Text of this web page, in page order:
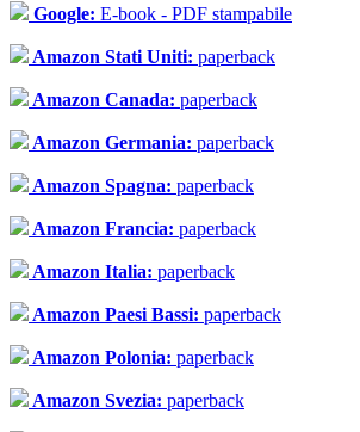
Google: E-book - PDF stampabile
Amazon Stati Uniti: paperback
Amazon Canada: paperback
Amazon Germania: paperback
Amazon Spagna: paperback
Amazon Francia: paperback
Amazon Italia: paperback
Amazon Paesi Bassi: paperback
Amazon Polonia: paperback
Amazon Svezia: paperback